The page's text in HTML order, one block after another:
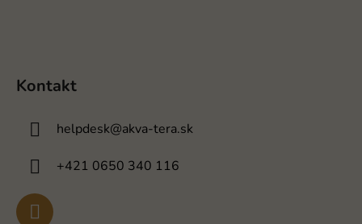
Kontakt
helpdesk@akva-tera.sk
+421 0650 340 116